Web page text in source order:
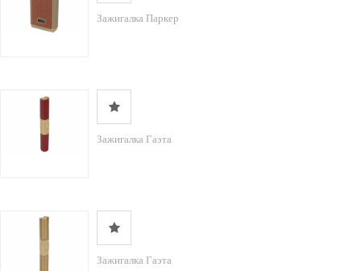
Зажигалка Паркер
Зажигалка Гаэта
Зажигалка Гаэта